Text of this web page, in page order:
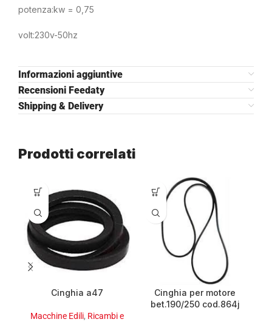
potenza:kw = 0,75
volt:230v-50hz
Informazioni aggiuntive
Recensioni Feedaty
Shipping & Delivery
Prodotti correlati
Cinghia a47
Macchine Edili, Ricambi e
Cinghia per motore
bet.190/250 cod.864j